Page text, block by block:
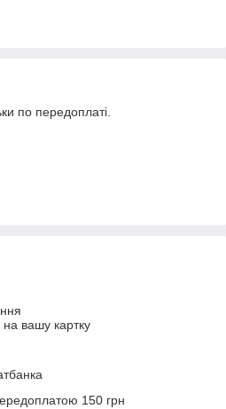
по передоплаті.
вашу картку
150 грн